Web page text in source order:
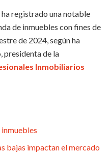
registrado una notable
de inmuebles con fines de
de 2024, según ha
presidenta de la
Inmobiliarios
inmuebles
bajas impactan el mercado